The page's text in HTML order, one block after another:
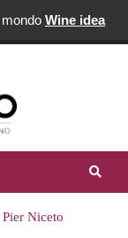
Wine idea
Pier Niceto